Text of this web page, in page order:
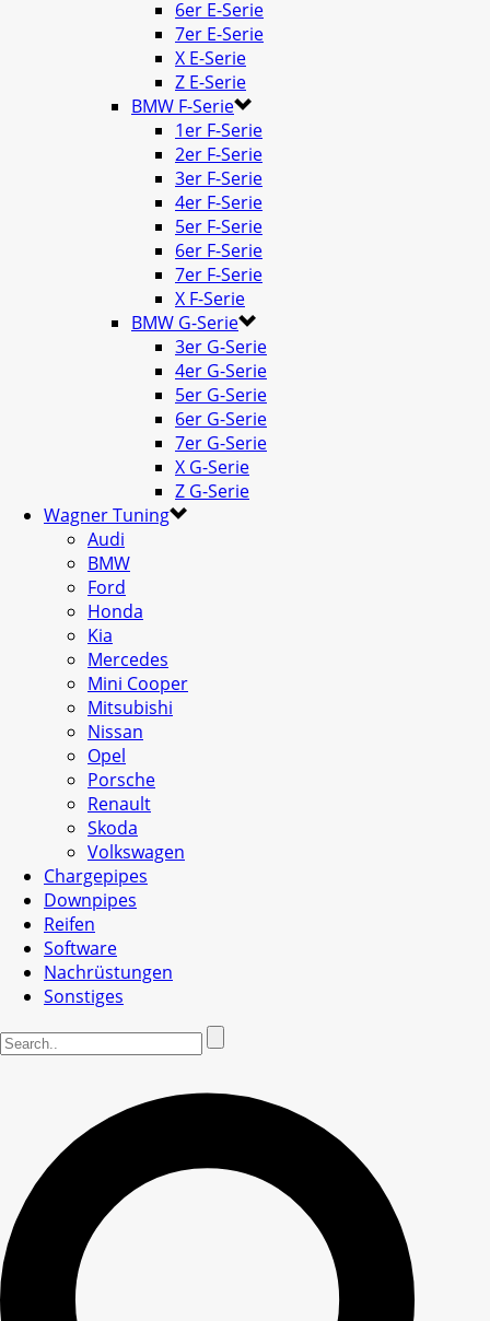
6er E-Serie
7er E-Serie
X E-Serie
Z E-Serie
BMW F-Serie
1er F-Serie
2er F-Serie
3er F-Serie
4er F-Serie
5er F-Serie
6er F-Serie
7er F-Serie
X F-Serie
BMW G-Serie
3er G-Serie
4er G-Serie
5er G-Serie
6er G-Serie
7er G-Serie
X G-Serie
Z G-Serie
Wagner Tuning
Audi
BMW
Ford
Honda
Kia
Mercedes
Mini Cooper
Mitsubishi
Nissan
Opel
Porsche
Renault
Skoda
Volkswagen
Chargepipes
Downpipes
Reifen
Software
Nachrüstungen
Sonstiges